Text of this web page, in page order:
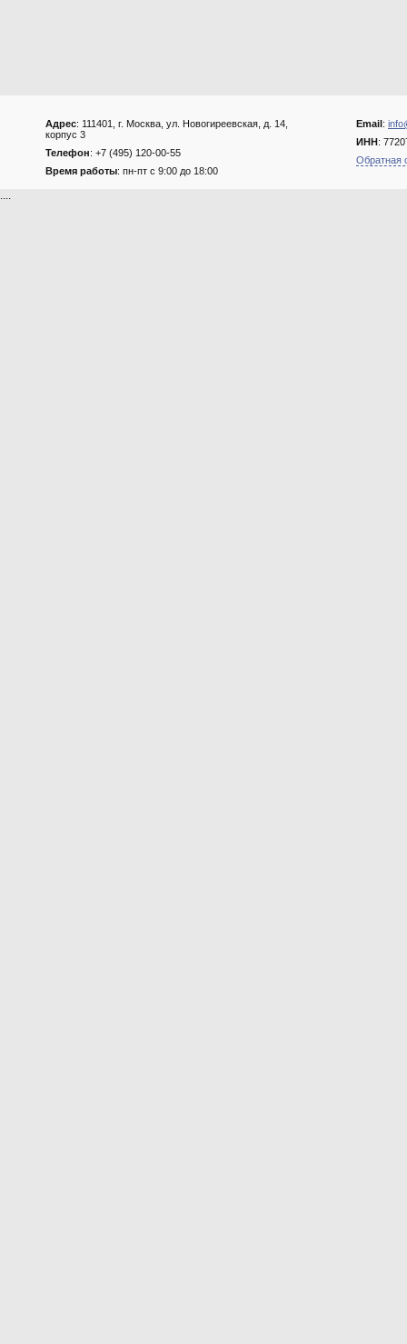
Адрес: 111401, г. Москва, ул. Новогиреевская, д. 14,
корпус 3
Телефон: +7 (495) 120-00-55
Время работы: пн-пт с 9:00 до 18:00
Email:
ИНН:
Обратная
....